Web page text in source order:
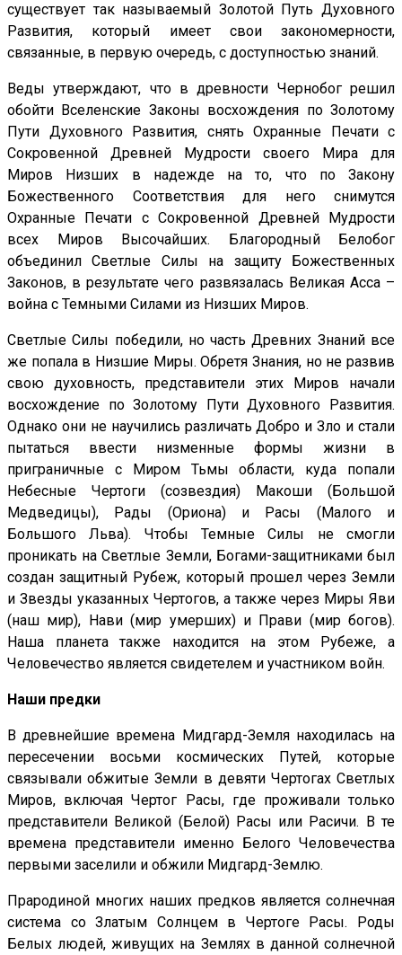
существует так называемый Золотой Путь Духовного
Развития, который имеет свои закономерности,
связанные, в первую очередь, с доступностью знаний.
Веды утверждают, что в древности Чернобог решил
обойти Вселенские Законы восхождения по Золотому
Пути Духовного Развития, снять Охранные Печати с
Сокровенной Древней Мудрости своего Мира для
Миров Низших в надежде на то, что по Закону
Божественного Соответствия для него снимутся
Охранные Печати с Сокровенной Древней Мудрости
всех Миров Высочайших. Благородный Белобог
объединил Светлые Силы на защиту Божественных
Законов, в результате чего развязалась Великая Асса –
война с Темными Силами из Низших Миров.
Светлые Силы победили, но часть Древних Знаний все
же попала в Низшие Миры. Обретя Знания, но не развив
свою духовность, представители этих Миров начали
восхождение по Золотому Пути Духовного Развития.
Однако они не научились различать Добро и Зло и стали
пытаться ввести низменные формы жизни в
приграничные с Миром Тьмы области, куда попали
Небесные Чертоги (созвездия) Макоши (Большой
Медведицы), Рады (Ориона) и Расы (Малого и
Большого Льва). Чтобы Темные Силы не смогли
проникать на Светлые Земли, Богами-защитниками был
создан защитный Рубеж, который прошел через Земли
и Звезды указанных Чертогов, а также через Миры Яви
(наш мир), Нави (мир умерших) и Прави (мир богов).
Наша планета также находится на этом Рубеже, а
Человечество является свидетелем и участником войн.
Наши предки
В древнейшие времена Мидгард-Земля находилась на
пересечении восьми космических Путей, которые
связывали обжитые Земли в девяти Чертогах Светлых
Миров, включая Чертог Расы, где проживали только
представители Великой (Белой) Расы или Расичи. В те
времена представители именно Белого Человечества
первыми заселили и обжили Мидгард-Землю.
Прародиной многих наших предков является солнечная
система со Златым Солнцем в Чертоге Расы. Роды
Белых людей, живущих на Землях в данной солнечной